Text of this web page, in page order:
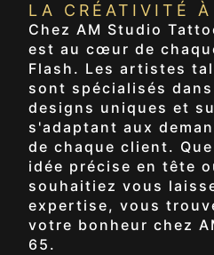
LA CRÉATIVITÉ À
Chez AM Studio
est au cœur de
Flash. Les artistes
sont spécialisés
designs uniques et
s'adaptant aux
de chaque client.
idée précise en tête
souhaitiez vous
expertise, vous
votre bonheur chez
65.